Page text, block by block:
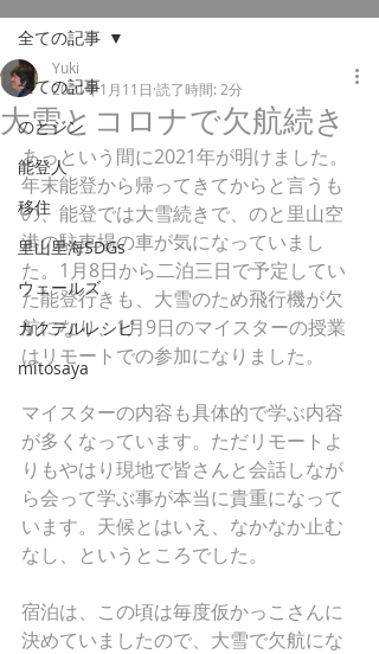
全ての記事
のとジン
能登人
移住
里山里海SDGs
ウェールズ
カクテルレシピ
mitosaya
全ての記事
大雪とコロナで欠航続き
Yuki
2021年1月11日 読了時間: 2分
あっという間に2021年が明けました。
年末能登から帰ってきてからと言うも
の、能登では大雪続きで、のと里山空
港の駐車場の車が気になっていまし
た。1月8日から二泊三日で予定してい
た能登行きも、大雪のため飛行機が欠
航になり、1月9日のマイスターの授業
はリモートでの参加になりました。
マイスターの内容も具体的で学ぶ内容
が多くなっています。ただリモートよ
りもやはり現地で皆さんと会話しなが
ら会って学ぶ事が本当に貴重になって
います。天候とはいえ、なかなか止む
なし、というところでした。
宿泊は、この頃は毎度仮かっこさんに
決めていましたので、大雪で欠航にな